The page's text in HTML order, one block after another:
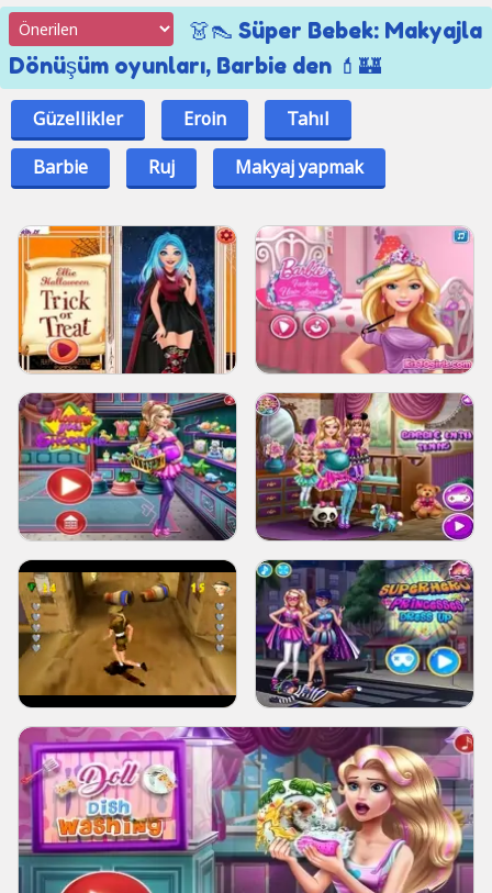
👗👠 Süper Bebek: Makyajla
Dönüşüm oyunları, Barbie den 💄🏰
Güzellikler Eroin
Tahıl
Barbie
Ruj Makyaj yapmak